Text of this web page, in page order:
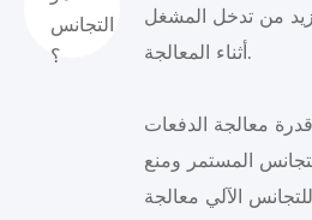
من تدخل المشغل
أثناء المعالجة.
معالجة الدفعات
المستمر ومنع
الآلي معالجة